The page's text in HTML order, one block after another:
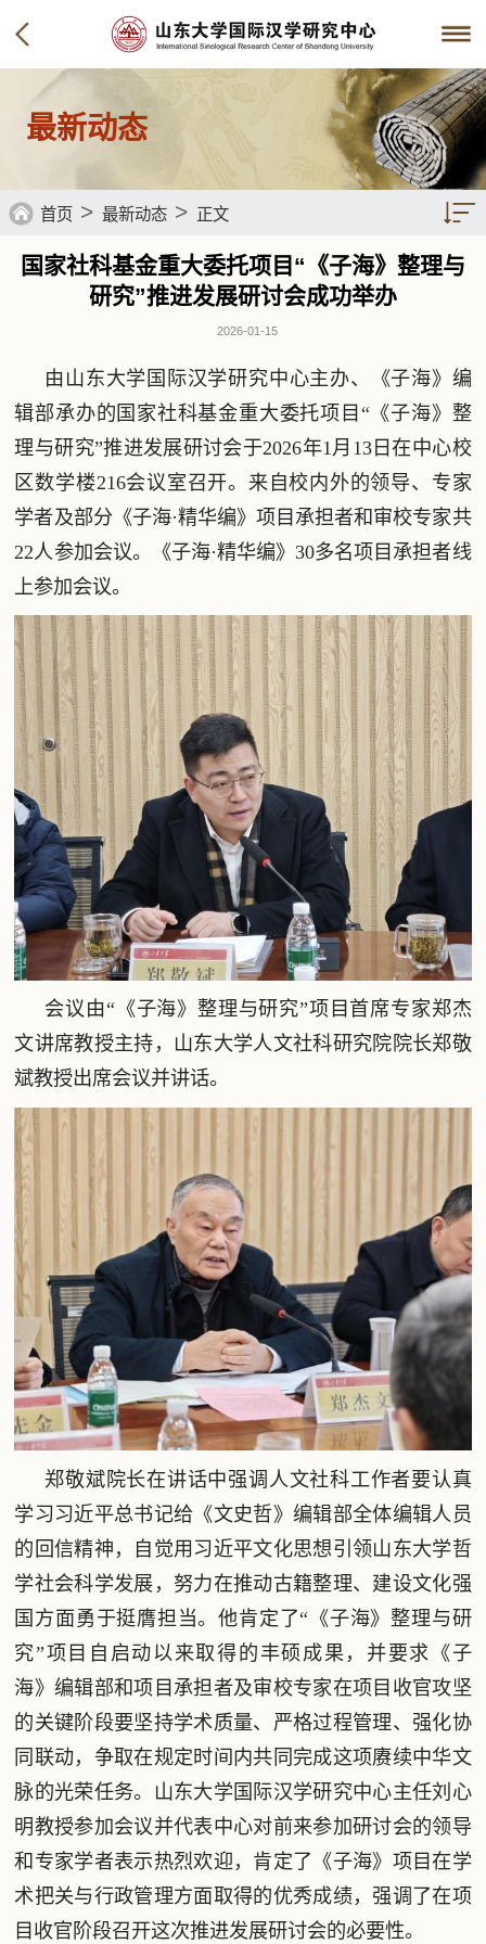
最新动态
首页 > 最新动态 > 正文
国家社科基金重大委托项目“《子海》整理与
研究”推进发展研讨会成功举办
2026-01-15
由山东大学国际汉学研究中心主办、《子海》编
辑部承办的国家社科基金重大委托项目“《子海》整
理与研究”推进发展研讨会于2026年1月13日在中心校
区数学楼216会议室召开。来自校内外的领导、专家
学者及部分《子海·精华编》项目承担者和审校专家共
22人参加会议。《子海·精华编》30多名项目承担者线
上参加会议。
会议由“《子海》整理与研究”项目首席专家郑杰
文讲席教授主持，山东大学人文社科研究院院长郑敬
斌教授出席会议并讲话。
郑敬斌院长在讲话中强调人文社科工作者要认真
学习习近平总书记给《文史哲》编辑部全体编辑人员
的回信精神，自觉用习近平文化思想引领山东大学哲
学社会科学发展，努力在推动古籍整理、建设文化强
国方面勇于挺膺担当。他肯定了“《子海》整理与研
究”项目自启动以来取得的丰硕成果，并要求《子
海》编辑部和项目承担者及审校专家在项目收官攻坚
的关键阶段要坚持学术质量、严格过程管理、强化协
同联动，争取在规定时间内共同完成这项赓续中华文
脉的光荣任务。山东大学国际汉学研究中心主任刘心
明教授参加会议并代表中心对前来参加研讨会的领导
和专家学者表示热烈欢迎，肯定了《子海》项目在学
术把关与行政管理方面取得的优秀成绩，强调了在项
目收官阶段召开这次推进发展研讨会的必要性。